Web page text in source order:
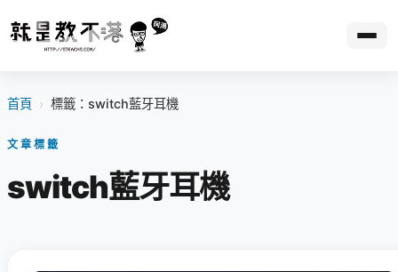
首頁 › 標籤：switch藍牙耳機
文章標籤
switch藍牙耳機